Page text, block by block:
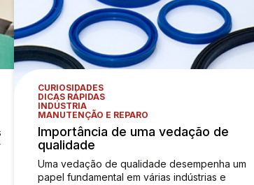
CURIOSIDADES
DICAS RÁPIDAS
INDÚSTRIA
MANUTENÇÃO E REPARO
Importância de uma vedação de
qualidade
Uma vedação de qualidade desempenha um
papel fundamental em várias indústrias e